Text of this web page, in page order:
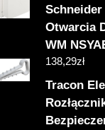
Otwarcia
WM
138,29zł
Tracon